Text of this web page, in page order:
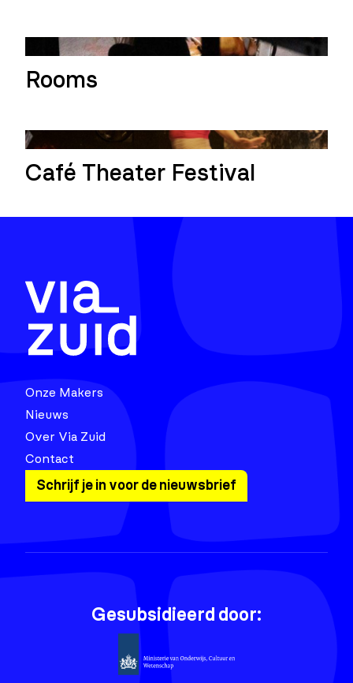
Rooms
Café Theater Festival
Onze Makers
Nieuws
Over Via Zuid
Contact
Schrijf je in voor de nieuwsbrief
Gesubsidieerd door: